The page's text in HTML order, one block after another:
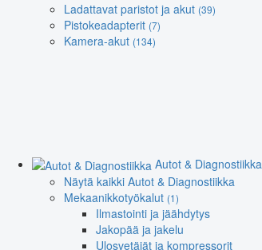
Ladattavat paristot ja akut (39)
Pistokeadapterit (7)
Kamera-akut (134)
Autot & Diagnostiikka
Näytä kaikki Autot & Diagnostiikka
Mekaanikkotyökalut (1)
Ilmastointi ja jäähdytys
Jakopää ja jakelu
Ulosvetäjät ja kompressorit